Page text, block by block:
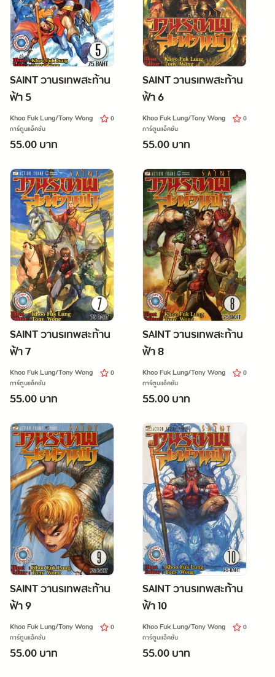
SAINT วานรเทพสะท้าน
ฟ้า 5
Khoo Fuk Lung/Tony Wong 0
การ์ตูนแอ็คชั่น
55.00 บาท
SAINT วานรเทพสะท้าน
ฟ้า 6
Khoo Fuk Lung/Tony Wong 0
การ์ตูนแอ็คชั่น
55.00 บาท
SAINT วานรเทพสะท้าน
ฟ้า 7
Khoo Fuk Lung/Tony Wong 0
การ์ตูนแอ็คชั่น
55.00 บาท
SAINT วานรเทพสะท้าน
ฟ้า 8
Khoo Fuk Lung/Tony Wong 0
การ์ตูนแอ็คชั่น
55.00 บาท
SAINT วานรเทพสะท้าน
ฟ้า 9
Khoo Fuk Lung/Tony Wong 0
การ์ตูนแอ็คชั่น
55.00 บาท
SAINT วานรเทพสะท้าน
ฟ้า 10
Khoo Fuk Lung/Tony Wong 0
การ์ตูนแอ็คชั่น
55.00 บาท